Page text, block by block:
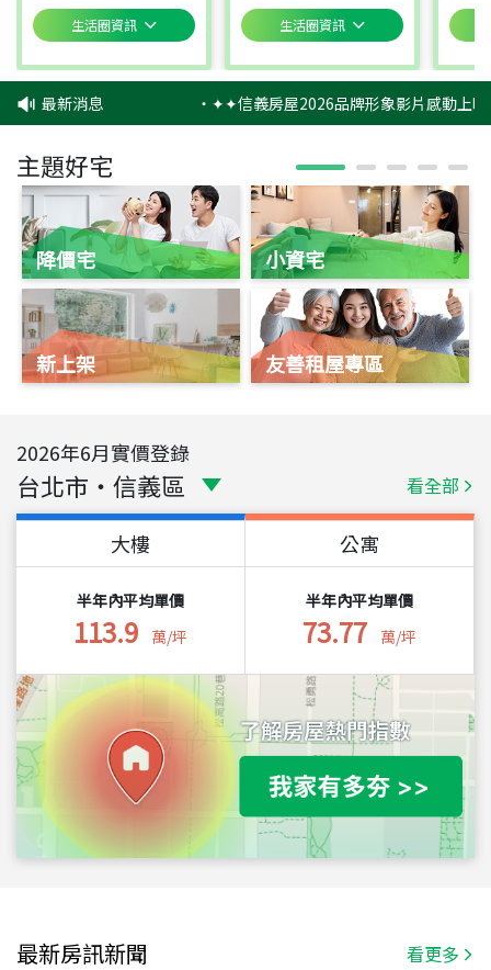
生活圈資訊 生活圈資訊
最新消息 ‧✦✦信義房屋2026品牌形象影片感動上
主題好宅
降價宅
新上架
小資宅
友善租屋專區
2026年6月實價登錄
台北市 ・ 信義區 看全部
大樓
半年內平均單價
113.9 萬/坪
公寓
半年內平均單價
73.77 萬/坪
最新房訊新聞 看更多